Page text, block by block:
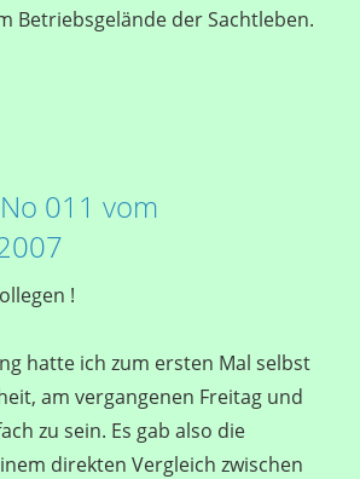
Betriebsgelände der Sachtleben.
011 vom
!
hatte ich zum ersten Mal selbst
am vergangenen Freitag und
zu sein. Es gab also die
direkten Vergleich zwischen